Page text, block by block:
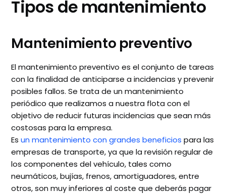
Tipos de mantenimiento
Mantenimiento preventivo
El mantenimiento preventivo es el conjunto de tareas
con la finalidad de anticiparse a incidencias y prevenir
posibles fallos. Se trata de un mantenimiento
periódico que realizamos a nuestra flota con el
objetivo de reducir futuras incidencias que sean más
costosas para la empresa.
Esun mantenimiento con grandes beneficios para las
empresas de transporte, ya que la revisión regular de
los componentes del vehículo, tales como
neumáticos, bujías, frenos, amortiguadores, entre
otros, son muy inferiores al coste que deberás pagar